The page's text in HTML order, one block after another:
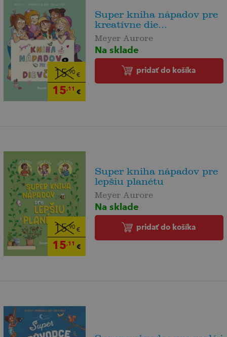
15,90€
15,11 €
Super kniha nápadov pre
kreatívne die...
Meyer Aurore
Na sklade
pridať do košíka
15,90€
15,11 €
Super kniha nápadov pre
lepšiu planétu
Meyer Aurore
Na sklade
pridať do košíka